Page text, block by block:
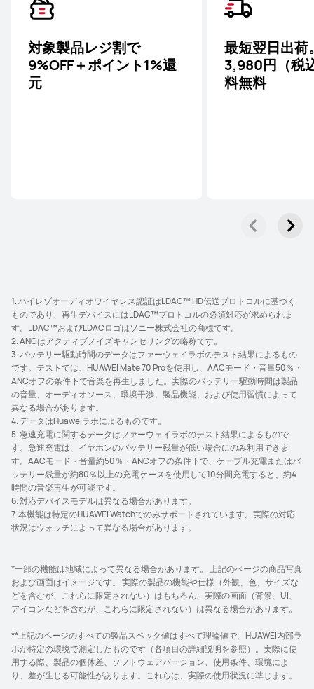
対象製品レジ割で
9%OFF＋ポイント1%還
元
最短翌日出荷
3,980円（税
料無料
1. ハイレゾオーディオワイヤレス認証はLDAC™ HD伝送プロトコルに基づく
ものであり、再生デバイスにはLDAC™プロトコルの必須対応が求められま
す。LDAC™およびLDACロゴはソニー株式会社の商標です。
2. ANCはアクティブノイズキャンセリングの略称です。
3. バッテリー駆動時間のデータはファーウェイラボのテスト結果によるもの
です。テストでは、HUAWEI Mate 70 Proを使用し、AACモード・音量50％・
ANCオフの条件下で音楽を再生しました。実際のバッテリー駆動時間は製品
の音量、オーディオソース、環境干渉、製品機能、および使用習慣によって
異なる場合があります。
4. データはHuaweiラボによるものです。
5. 急速充電に関するデータはファーウェイラボのテスト結果によるもので
す。急速充電は、イヤホンのバッテリー残量が低い場合にのみ利用できま
す。AACモード・音量約50％・ANCオフの条件下で、ケーブル充電またはバ
ッテリー残量が約80％以上の充電ケースを使用して10分間充電すると、約4
時間の音楽再生が可能です。
6. 対応デバイスモデルは異なる場合があります。
7. 本機能は特定のHUAWEI Watchでのみサポートされています。実際の対応
状況はウォッチによって異なる場合があります。
*一部の機能は地域によって異なる場合があります。 上記のページの商品写真
および画面はイメージです。 実際の製品の機能や仕様（外観、色、サイズな
どを含むが、これらに限定されない）はもちろん、実際の画面（背景、UI、
アイコンなどを含むが、これらに限定されない）は異なる場合があります。
**上記のページのすべての製品スペック値はすべて理論値で、HUAWEI内部ラ
ボが特定の環境で測定したものです（各項目の詳細説明を参照）。実際に使
用する際、製品の個体差、ソフトウェアバージョン、使用条件、環境によ
り、差が生じる可能性があります。これらは、実際の使用状況に準じます。